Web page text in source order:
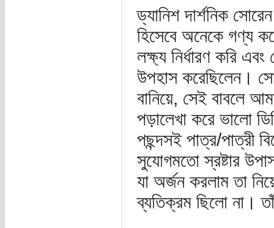
ড্যানিশ দার্শনিক
হিসেবে অনেকে গণ্য
লক্ষ্য নির্ধারণ করি
উপহাস করেছিলেন।
বানিয়ে, সেই বাবলে
পড়ালেখা করে ভালো
পছন্দসই পাত্র/পাত্রী
সুযোগমতো স্রষ্টার
যা অর্জন করলাম তা
ব্যতিক্রম ছিলো না।